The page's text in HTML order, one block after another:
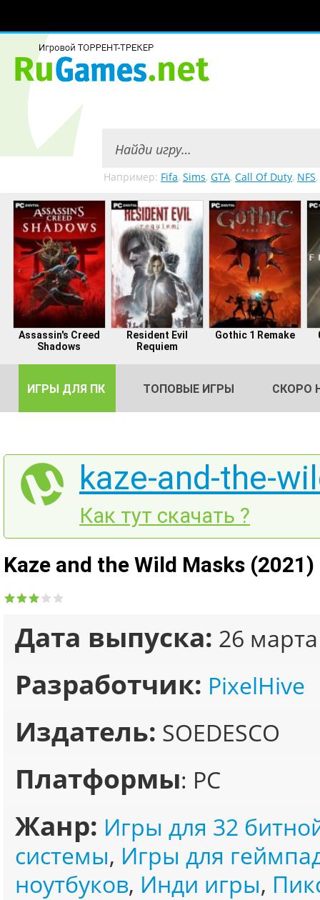
Например: Fifa, Sims, GTA, Call Of Duty, NFS,
Assassin's Creed
Shadows
Resident Evil
Requiem
Gothic 1 Remake
ИГРЫ ДЛЯ ПК ТОПОВЫЕ ИГРЫ СКОРО
kaze-and-the-
Как тут скачать ?
Kaze and the Wild Masks
Дата выпуска: 26
Разработчик: PixelHive
Издатель: SOEDESCO
Платформы: PC
Жанр: Игры для 32
системы, Игры для
ноутбуков, Инди игры,